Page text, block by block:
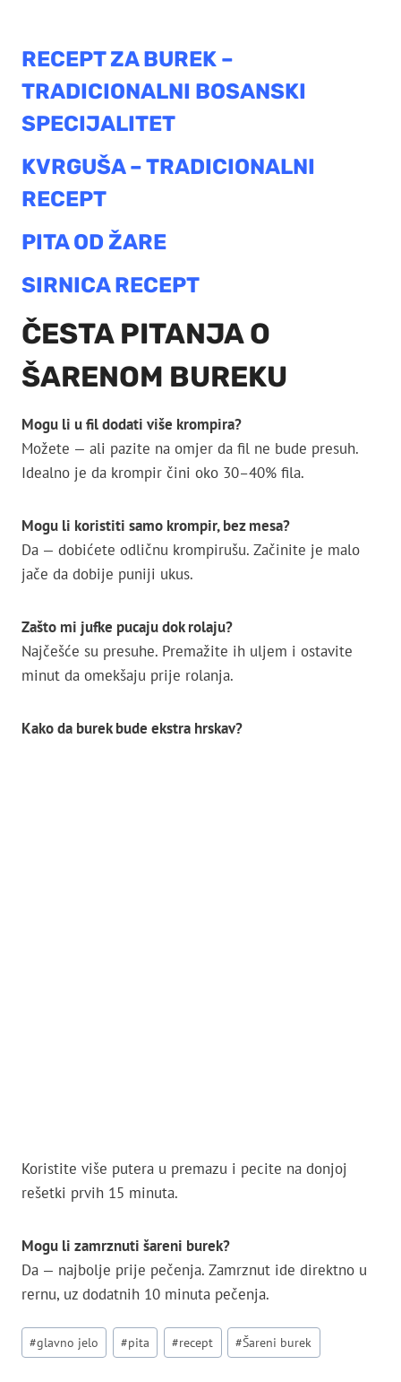
RECEPT ZA BUREK –
TRADICIONALNI BOSANSKI
SPECIJALITET
KVRGUŠA – TRADICIONALNI
RECEPT
PITA OD ŽARE
SIRNICA RECEPT
ČESTA PITANJA O
ŠARENOM BUREKU
Mogu li u fil dodati više krompira?
Možete — ali pazite na omjer da fil ne bude presuh.
Idealno je da krompir čini oko 30–40% fila.
Mogu li koristiti samo krompir, bez mesa?
Da — dobićete odličnu krompirušu. Začinite je malo
jače da dobije puniji ukus.
Zašto mi jufke pucaju dok rolaju?
Najčešće su presuhe. Premažite ih uljem i ostavite
minut da omekšaju prije rolanja.
Kako da burek bude ekstra hrskav?
Koristite više putera u premazu i pecite na donjoj
rešetki prvih 15 minuta.
Mogu li zamrznuti šareni burek?
Da — najbolje prije pečenja. Zamrznut ide direktno u
rernu, uz dodatnih 10 minuta pečenja.
Post
Tags:
#glavno jelo #pita #recept #Šareni burek